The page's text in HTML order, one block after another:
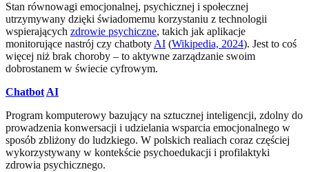
Stan równowagi emocjonalnej, psychicznej i społecznej
utrzymywany dzięki świadomemu korzystaniu z technologii
wspierających zdrowie psychiczne, takich jak aplikacje
monitorujące nastrój czy chatboty AI (Wikipedia, 2024). Jest to coś
więcej niż brak choroby – to aktywne zarządzanie swoim
dobrostanem w świecie cyfrowym.
Chatbot AI
Program komputerowy bazujący na sztucznej inteligencji, zdolny do
prowadzenia konwersacji i udzielania wsparcia emocjonalnego w
sposób zbliżony do ludzkiego. W polskich realiach coraz częściej
wykorzystywany w kontekście psychoedukacji i profilaktyki
zdrowia psychicznego.